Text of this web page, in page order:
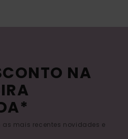
NA
as mais recentes novidades e